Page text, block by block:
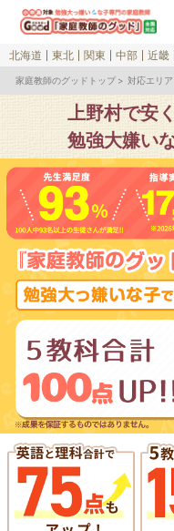
北海道 東北 関東 中部 近畿
家庭教師のグッドトップ 対応エリア
上野村で安
勉強大嫌い